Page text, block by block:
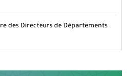
des Directeurs de Départements